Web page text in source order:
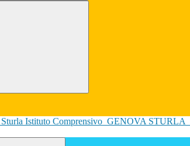
Istituto Comprensivo GENOVA STURLA